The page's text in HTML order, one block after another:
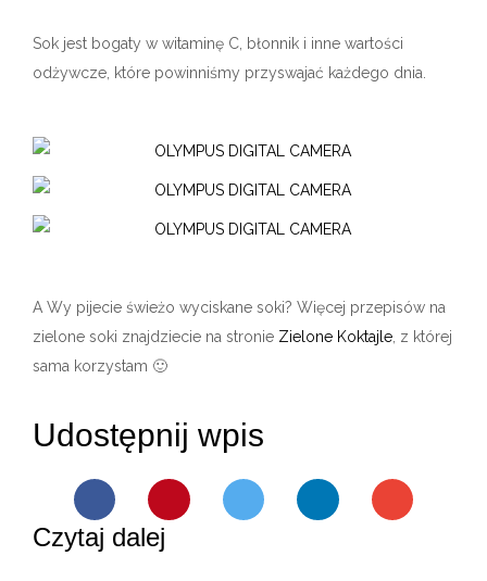
Sok jest bogaty w witaminę C, błonnik i inne wartości
odżywcze, które powinniśmy przyswajać każdego dnia.
A Wy pijecie świeżo wyciskane soki? Więcej przepisów na
zielone soki znajdziecie na stronie Zielone Koktajle , z której
sama korzystam 🙂
Udostępnij wpis
Czytaj dalej